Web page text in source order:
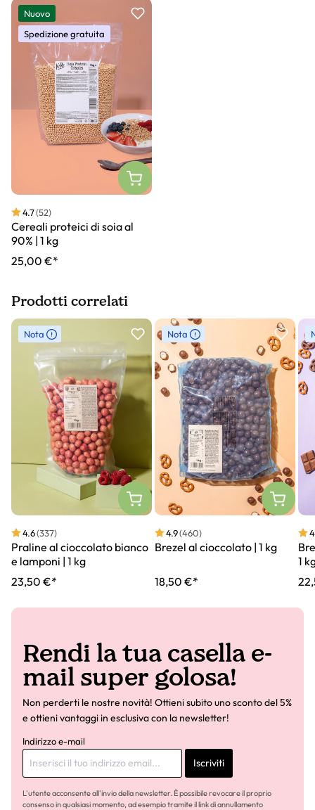
Nuovo
Spedizione gratuita
4.7(52)
Cereali proteici di soia al
90% | 1 kg
25,00 €*
Prodotti correlati
Slider prodotto
Nota
4.6(337)
Praline al cioccolato bianco
e lamponi | 1 kg
23,50 €*
Nota
4.9(460)
Brezel al cioccolato | 1 kg
18,50 €*
1
Rendi la tua casella e-
mail super golosa!
Non perderti le nostre novità! Ottieni subito uno sconto del 5%
e ottieni vantaggi in esclusiva con la newsletter!
Indirizzo e-mail
Iscriviti
L'utente acconsente all'invio della newsletter. È possibile revocare il proprio
consenso in qualsiasi momento, ad esempio tramite il link di annullamento